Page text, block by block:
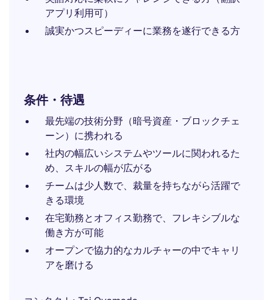
アプリ利用可）
誠実かつスピーディーに業務を遂行できる方
条件・待遇
最先端の技術分野（暗号資産・ブロックチェ
ーン）に携われる
社内の幅広いシステムやツールに関われるた
め、スキルの幅が広がる
チームは少人数で、裁量を持ちながら活躍で
きる環境
在宅勤務とオフィス勤務で、フレキシブルな
働き方が可能
オープンで協力的なカルチャーの中でキャリ
アを磨ける